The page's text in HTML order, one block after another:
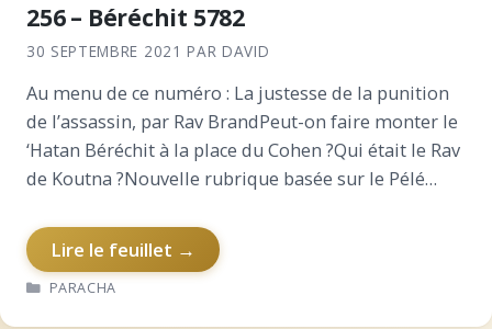
256 – Béréchit 5782
30 SEPTEMBRE 2021 PAR DAVID
Au menu de ce numéro : La justesse de la punition
de l’assassin, par Rav BrandPeut-on faire monter le
‘Hatan Béréchit à la place du Cohen ?Qui était le Rav
de Koutna ?Nouvelle rubrique basée sur le Pélé
Lire le feuillet →
CATÉGORIES
PARACHA